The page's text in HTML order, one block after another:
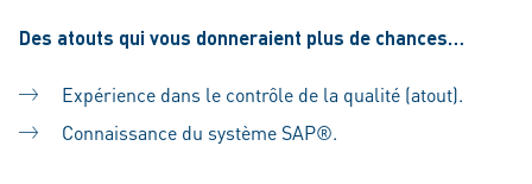
Des atouts qui vous donneraient plus de chances…
Expérience dans le contrôle de la qualité (atout).
Connaissance du système SAP®.